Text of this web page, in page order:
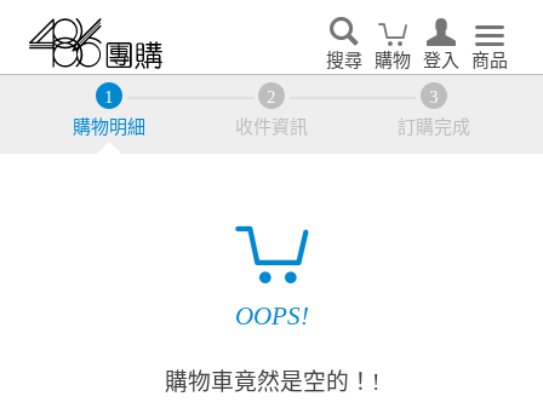
搜尋 購物 登入 商品
購物明細 收件資訊 訂購完成
OOPS!
購物車竟然是空的！!